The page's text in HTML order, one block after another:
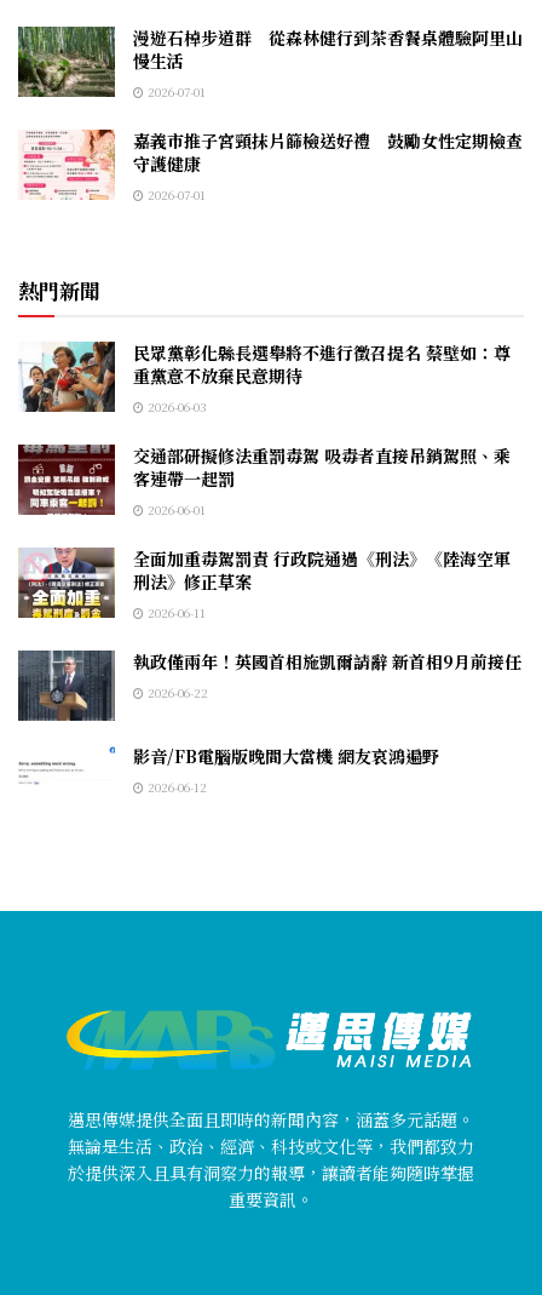
漫遊石棹步道群 從森林健行到茶香餐桌體驗阿里山
慢生活
2026-07-01
嘉義市推子宮頸抹片篩檢送好禮 鼓勵女性定期檢查
守護健康
2026-07-01
熱門新聞
民眾黨彰化縣長選舉將不進行徵召提名 蔡壁如：尊
重黨意不放棄民意期待
2026-06-03
交通部研擬修法重罰毒駕 吸毒者直接吊銷駕照、乘
客連帶一起罰
2026-06-01
全面加重毒駕罰責 行政院通過《刑法》《陸海空軍
刑法》修正草案
2026-06-11
執政僅兩年！英國首相施凱爾請辭 新首相9月前接任
2026-06-22
影音/FB電腦版晚間大當機 網友哀鴻遍野
2026-06-12
邁思傳媒提供全面且即時的新聞內容，涵蓋多元話題。
無論是生活、政治、經濟、科技或文化等，我們都致力
於提供深入且具有洞察力的報導，讓讀者能夠隨時掌握
重要資訊。